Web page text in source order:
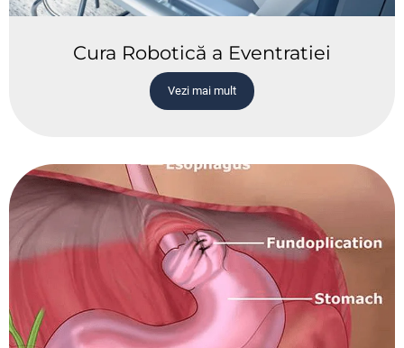
Cura Robotică a Eventratiei
Vezi mai mult